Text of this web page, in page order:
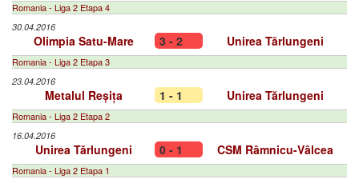
Romania - Liga 2 Etapa 4
30.04.2016
Olimpia Satu-Mare 3 - 2 Unirea Tărlungeni
Romania - Liga 2 Etapa 3
23.04.2016
Metalul Reșița 1 - 1 Unirea Tărlungeni
Romania - Liga 2 Etapa 2
16.04.2016
Unirea Tărlungeni 0 - 1 CSM Râmnicu-Vâlcea
Romania - Liga 2 Etapa 1